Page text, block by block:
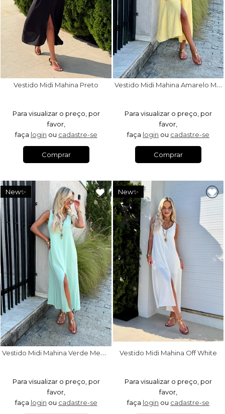
Vestido Midi Mahina Preto
Para visualizar o preço, por
favor,
faça login ou cadastre-se
Comprar
V
estido Midi Mahina Amarelo Manteiga
Para visualizar o preço, por
favor,
faça login ou cadastre-se
Comprar
New✨
V
estido Midi Mahina Verde Menta
Para visualizar o preço, por
favor,
faça login ou cadastre-se
New✨
Vestido Midi Mahina Off White
Para visualizar o preço, por
favor,
faça login ou cadastre-se